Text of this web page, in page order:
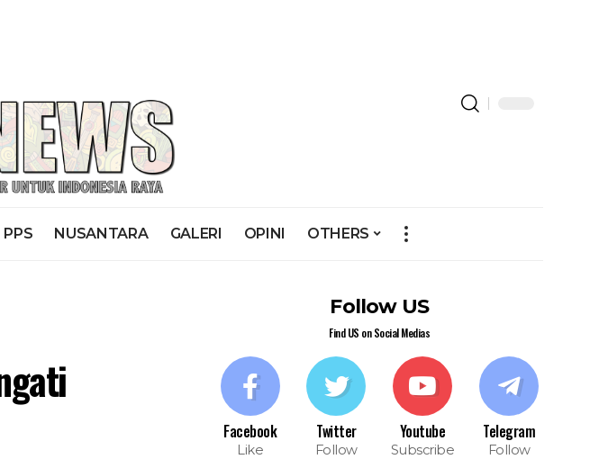
PPS NUSANTARA GALERI OPINI OTHERS
Follow US
Find US on Social Medias
Facebook
Like
Twitter
Follow
Youtube
Subscribe
Telegram
Follow